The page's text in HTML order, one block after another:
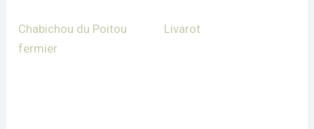
Chabichou du Poitou
fermier
Livarot